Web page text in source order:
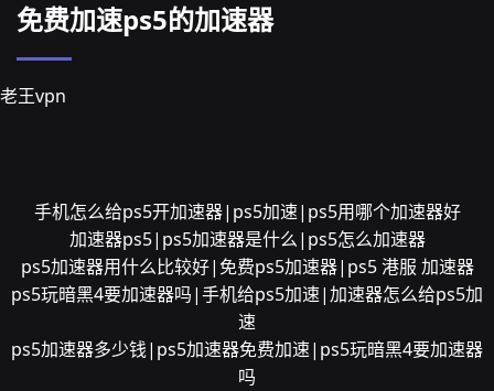
免费加速ps5的加速器
老王vpn
手机怎么给ps5开加速器|ps5加速|ps5用哪个加速器好
加速器ps5|ps5加速器是什么|ps5怎么加速器
ps5加速器用什么比较好|免费ps5加速器|ps5 港服 加速器
ps5玩暗黑4要加速器吗|手机给ps5加速|加速器怎么给ps5加
速
ps5加速器多少钱|ps5加速器免费加速|ps5玩暗黑4要加速器
吗